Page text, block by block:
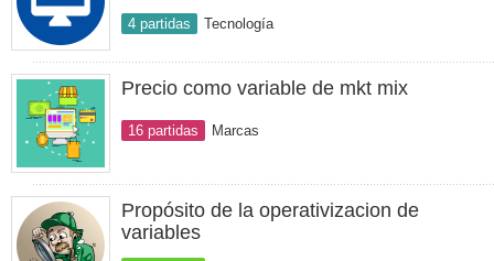
4 partidas Tecnología
Precio como variable de mkt mix
16 partidas Marcas
Propósito de la operativizacion de
variables